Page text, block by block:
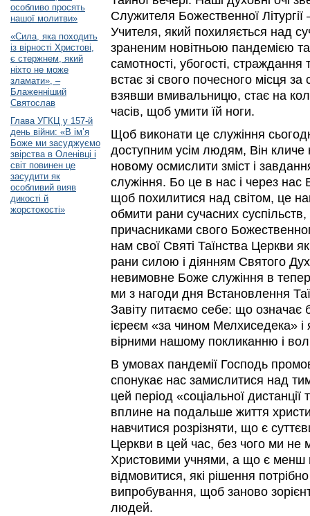
особливо просять
нашої молитви»
«Сила, яка походить
із вірності Христові,
є стержнем, який
ніхто не може
зламати», –
Блаженніший
Святослав
Глава УГКЦ у 157-й
день війни: «В ім’я
Боже ми засуджуємо
звірства в Оленівці і
світ повинен це
засудити як
особливий вияв
дикості й
жорстокості»
Служителя Божественної
Учителя, який похиляється над
зраненим новітньою пандемією
самотності, убогості,
встає зі свого почесного місця
взявши вмивальницю, стає на
часів, щоб умити їй ноги.
Щоб виконати це служіння
доступним усім людям, Він
новому осмислити зміст і
служіння. Бо це в нас і через нас
щоб похилитися над світом, це
обмити рани сучасних
причасниками свого
нам свої Святі Таїнства Церкви як
рани силою і діянням Святого
невимовне Боже служіння в
ми з нагоди дня Встановлення
Завіту питаємо себе: що означає
ієреєм «за чином Мелхиседека»
вірними нашому покликанню і
В умовах пандемії Господь
спонукає нас замислитися над
цей період «соціальної дистанції
вплине на подальше життя
навчитися розрізняти, що є
Церкви в цей час, без чого ми не
Христовими учнями, а що є менш
відмовитися, які рішення
випробування, щоб заново
людей.